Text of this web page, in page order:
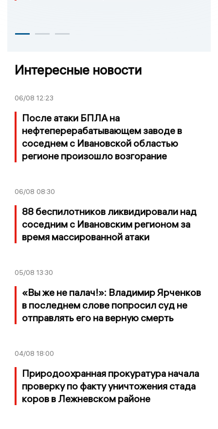
Интересные новости
06/08 12:23
После атаки БПЛА на
нефтеперерабатывающем заводе в
соседнем с Ивановской областью
регионе произошло возгорание
06/08 08:30
88 беспилотников ликвидировали над
соседним с Ивановским регионом за
время массированной атаки
05/08 13:30
«Вы же не палач!»: Владимир Ярченков
в последнем слове попросил суд не
отправлять его на верную смерть
04/08 18:00
Природоохранная прокуратура начала
проверку по факту уничтожения стада
коров в Лежневском районе